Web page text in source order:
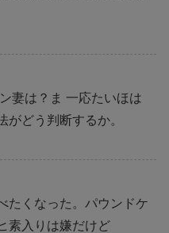
妻は？ま 一応たいほは
がどう判断するか。
たくなった。パウンドケ
素入りは嫌だけど